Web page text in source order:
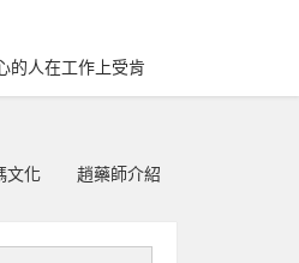
的人在工作上受肯
文化 趙藥師介紹